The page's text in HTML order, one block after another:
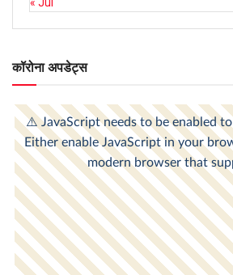
कॉरोना अपडेट्स